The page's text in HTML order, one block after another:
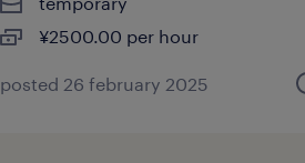
¥2500.00 per hour
posted 26 february 2025